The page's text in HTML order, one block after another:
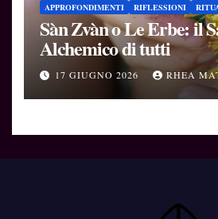
APPROFONDIMENTI RIFLESSIONI
Sàn Zvàn o Le Erbe: il
Alchemico di tutti
17 GIUGNO 2026 RHEA